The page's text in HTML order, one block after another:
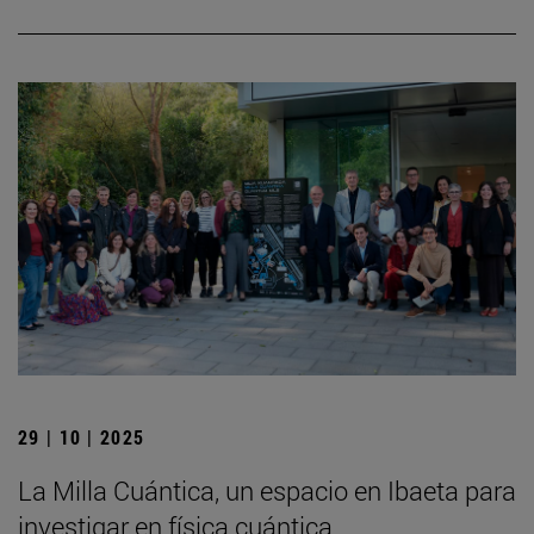
29 | 10 | 2025
La Milla Cuántica, un espacio en Ibaeta para
investigar en física cuántica